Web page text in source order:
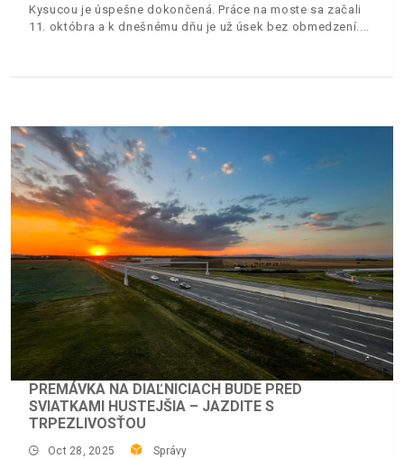
Kysucou je úspešne dokončená. Práce na moste sa začali
11. októbra a k dnešnému dňu je už úsek bez obmedzení.
PREMÁVKA NA DIAĽNICIACH BUDE PRED
SVIATKAMI HUSTEJŠIA – JAZDITE S
TRPEZLIVOSŤOU
Oct 28, 2025 Správy